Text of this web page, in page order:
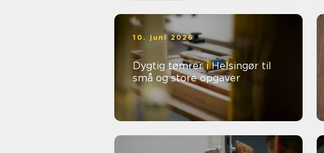
10. juni 2026
Dygtig tømrer i Helsingør til
små og store opgaver